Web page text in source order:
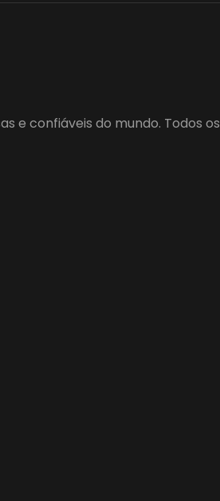
e confiáveis do mundo. Todos os